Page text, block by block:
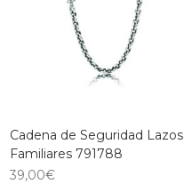
Cadena de Seguridad Lazos
Familiares 791788
39,00€